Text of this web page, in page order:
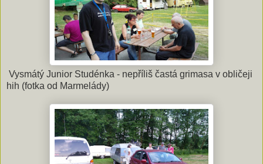
Vysmátý Junior Studénka - nepříliš častá grimasa v obličeji
hih (fotka od Marmelády)